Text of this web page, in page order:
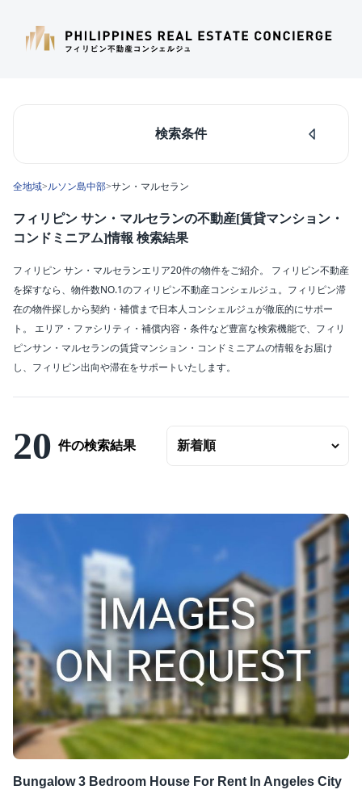
検索条件
マカティ
タギッグ
ケソンシティ
ダパオ
セブシティ
カラバルソン
エリア
サン・マルセラン(20)
エリアの変更
賃料
ベッドルーム数
こだわり条件
駐車場有
エアコンつき
プールつき
ジムあり
Wifi完備
コンシェルジュ
全地域>ルソン島中部>サン・マルセラン
フィリピン サン・マルセランの不動産[賃貸マンション・
コンドミニアム]情報 検索結果
フィリピン サン・マルセランエリア20件の物件をご紹介。 フィリピン不動産
を探すなら、物件数NO.1のフィリピン不動産コンシェルジュ。フィリピン滞
在の物件探しから契約・補償まで日本人コンシェルジュが徹底的にサポー
ト。 エリア・ファシリティ・補償内容・条件など豊富な検索機能で、フィリ
ピンサン・マルセランの賃貸マンション・コンドミニアムの情報をお届け
し、フィリピン出向や滞在をサポートいたします。
20 件の検索結果
Bungalow 3 Bedroom House For Rent In Angeles City